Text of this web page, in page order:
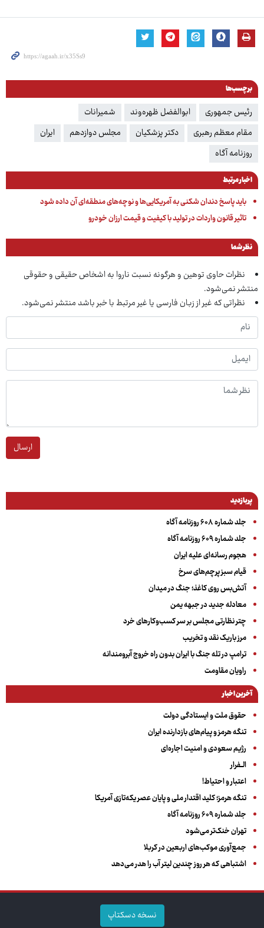
برچسب‌ها
رئیس جمهوری ابوالفضل ظهره‌وند
شمیرانات
مقام معظم رهبری
دکتر پزشکیان مجلس دوازدهم
ایران
روزنامه آگاه
اخبار مرتبط
باید پاسخ دندان شکنی به آمریکایی‌ها و نوچه‌های منطقه‌ای آن داده شود
تاثیر قانون واردات در تولید با کیفیت و قیمت ارزان خودرو
نظر شما
نظرات حاوی توهین و هرگونه نسبت ناروا به اشخاص حقیقی و حقوقی
منتشر نمی‌شود.
نظراتی که غیر از زبان فارسی یا غیر مرتبط با خبر باشد منتشر نمی‌شود.
ارسال
پربازدید
جلد شماره ۶۰۸ روزنامه آگاه
جلد شماره ۶۰۹ روزنامه آگاه
هجوم رسانه‌ای علیه ایران
قیام سبز پرچم‌های سرخ
آتش‌بس روی کاغذ؛ جنگ در میدان
معادله جدید در جبهه یمن
چتر نظارتی مجلس بر سر کسب‌وکارهای خرد
مرز باریک نقد و تخریب
ترامپ در تله جنگ با ایران بدون راه خروج آبرومندانه
راویان مقاومت
آخرین اخبار
حقوق ملت و ایستادگی دولت
تنگه هرمز و پیام‌های بازدارنده ایران
رژیم سعودی و امنیت اجاره‌ای
الــفرار
اعتبار و احتیاط!
تنگه هرمز؛ کلید اقتدار ملی و پایان عصر یکه‌تازی آمریکا
جلد شماره ۶۰۹ روزنامه آگاه
تهران خنک‌تر می‌شود
جمع‌آوری موکب‌های اربعین در کربلا
اشتباهی که هر روز چندین لیتر آب را هدر می‌دهد
نسخه دسکتاپ